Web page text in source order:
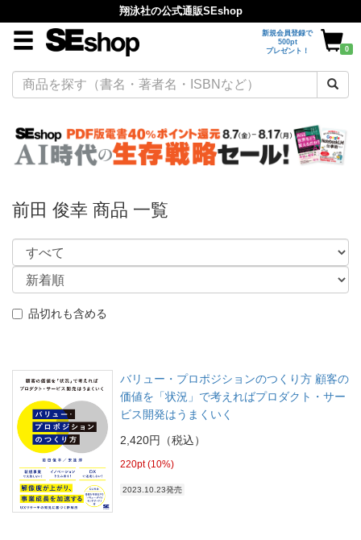
翔泳社の公式通販SEshop
新規会員登録で
500pt
プレゼント！
0
前田 俊幸 商品 一覧
品切れも含める
バリュー・プロポジションのつくり方 顧客の
価値を「状況」で考えればプロダクト・サー
ビス開発はうまくいく
2,420円（税込）
220pt (10%)
2023.10.23発売